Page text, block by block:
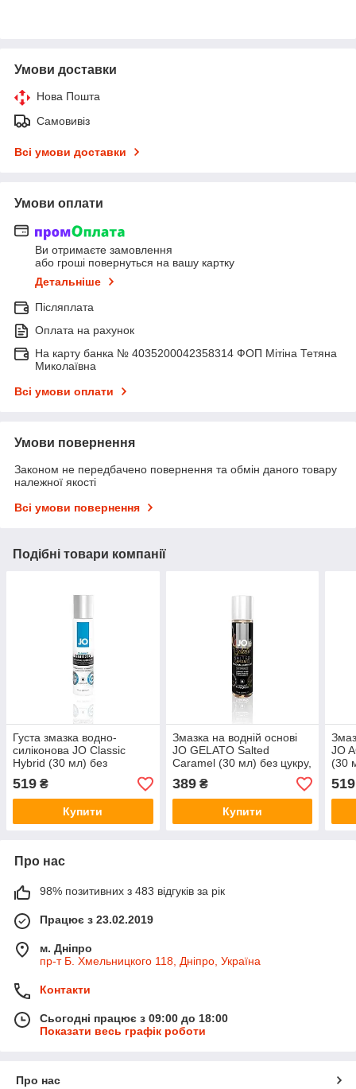
Умови доставки
Нова Пошта
Самовивіз
Всі умови доставки
Умови оплати
Ви отримаєте замовлення
або гроші повернуться на вашу картку
Детальніше
Післяплата
Оплата на рахунок
На карту банка № 4035200042358314 ФОП Мітіна Тетяна
Миколаївна
Всі умови оплати
Умови повернення
Законом не передбачено повернення та обмін даного товару
належної якості
Всі умови повернення
Подібні товари компанії
Густа змазка водно-
силіконова JO Classic
Hybrid (30 мл) без
парабенів, гліцерину та
олій
519 ₴
Купити
Змазка на водній основі
JO GELATO Salted
Caramel (30 мл) без цукру,
парабенів та
пропіленгліколю
389₴
Купити
JO
(30
519
Про нас
98% позитивних з 483 відгуків за рік
Працює з 23.02.2019
м. Дніпро
пр-т Б. Хмельницкого 118, Дніпро, Україна
Контакти
Сьогодні працює з 09:00 до 18:00
Показати весь графік роботи
Про нас